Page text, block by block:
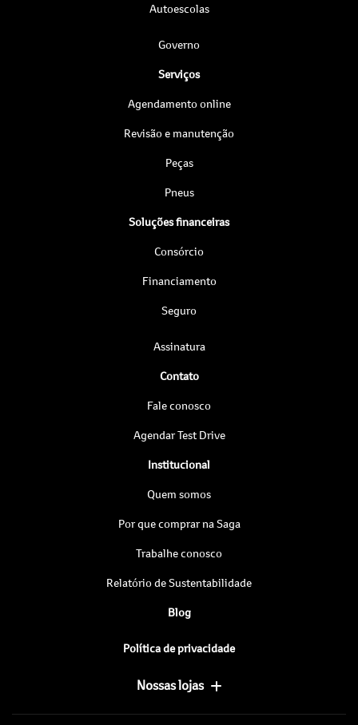
Autoescolas
Governo
Serviços
Agendamento online
Revisão e manutenção
Peças
Pneus
Soluções financeiras
Consórcio
Financiamento
Seguro
Assinatura
Contato
Fale conosco
Agendar Test Drive
Institucional
Quem somos
Por que comprar na Saga
Trabalhe conosco
Relatório de Sustentabilidade
Blog
Política de privacidade
Nossas lojas